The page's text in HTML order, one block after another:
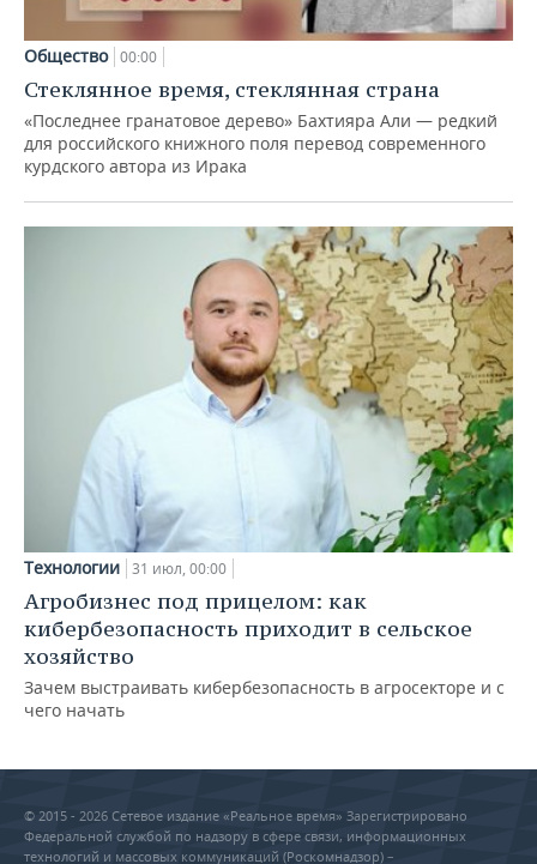
Общество 00:00
Стеклянное время, стеклянная страна
«Последнее гранатовое дерево» Бахтияра Али — редкий
для российского книжного поля перевод современного
курдского автора из Ирака
Технологии 31 июл, 00:00
Агробизнес под прицелом: как
кибербезопасность приходит в сельское
хозяйство
Зачем выстраивать кибербезопасность в агросекторе и с
чего начать
© 2015 - 2026 Сетевое издание «Реальное время» Зарегистрировано
Федеральной службой по надзору в сфере связи, информационных
технологий и массовых коммуникаций (Роскомнадзор) –